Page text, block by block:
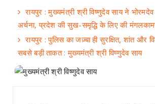
रायपुर : मुख्यमंत्री श्री विष्णुदेव साय ने
अर्चना, प्रदेश की सुख-समृद्धि के लिए की
रायपुर : पुलिस का जज़्बा ही सुरक्षित, शांत और
सबसे बड़ी ताकत : मुख्यमंत्री श्री विष्णुदेव साय